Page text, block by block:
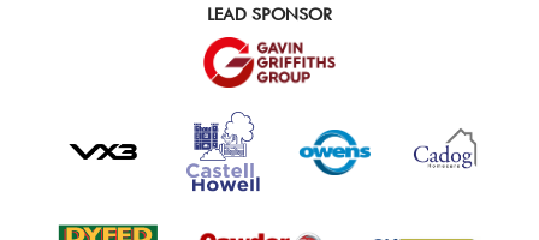
LEAD SPONSOR